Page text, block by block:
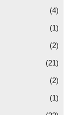
(4)
(1)
(2)
(21)
(2)
(1)